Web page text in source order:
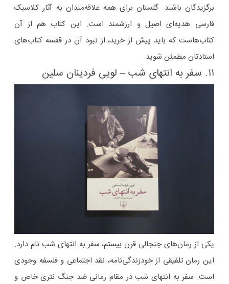
برگزیدگان باشند. گلستان برای همه علاقه‌مندان به آثار کلاسیک
فارسی هدیه‌ای اصیل و ارزشمند است. این کتاب هم از آن
کتاب‌هاست که باید پیش از خرید، از نبود آن در قفسه کتاب‌های
استادتان مطمئن شوید.
۱۱. سفر به انتهای شب – لویی فردینان سلین
یکی از رمان‌های جنجالی قرن بیستم، سفر به انتهای شب نام دارد.
این رمان تلفیقی از خودزندگی‌نامه، نقد اجتماعی و فلسفه وجودی
است. سفر به انتهای شب در مقام رمانی ضد جنگ نثری خاص و